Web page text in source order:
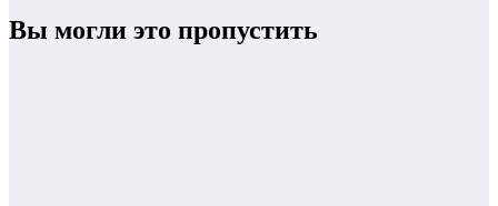
Вы могли это пропустить